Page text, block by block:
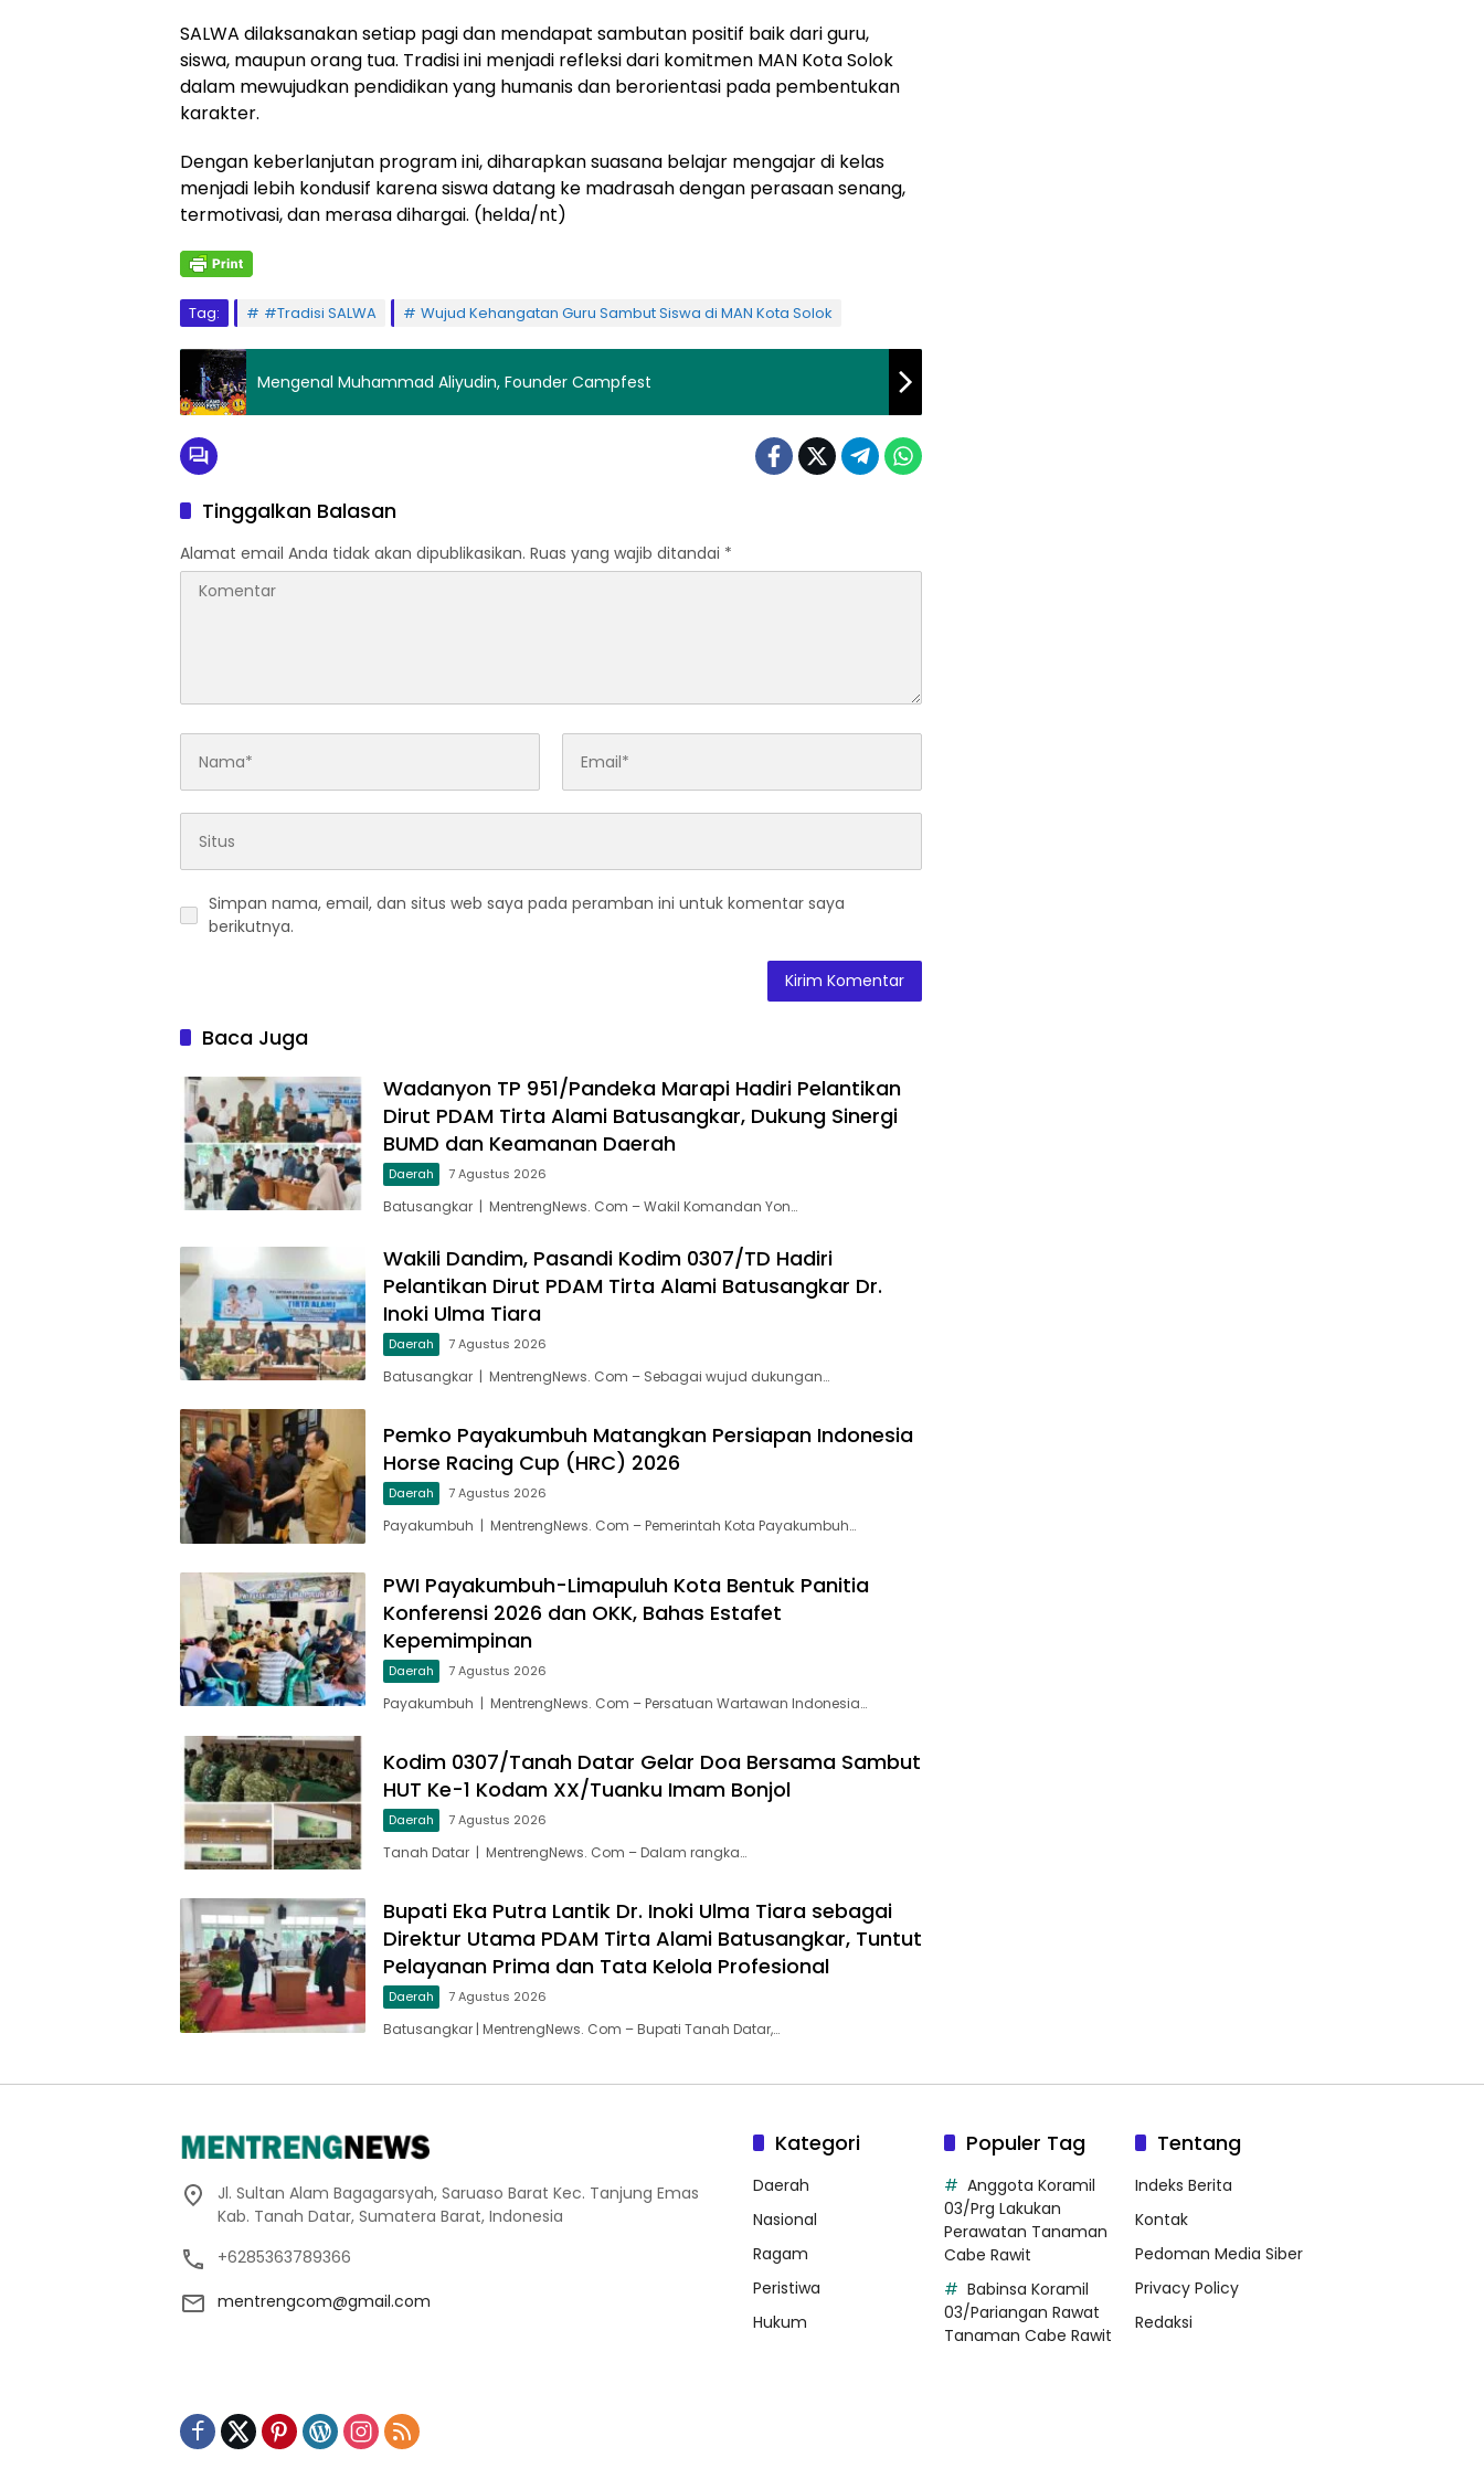
SALWA dilaksanakan setiap pagi dan mendapat sambutan positif baik dari guru,
siswa, maupun orang tua. Tradisi ini menjadi refleksi dari komitmen MAN Kota Solok
dalam mewujudkan pendidikan yang humanis dan berorientasi pada pembentukan
karakter.
Dengan keberlanjutan program ini, diharapkan suasana belajar mengajar di kelas
menjadi lebih kondusif karena siswa datang ke madrasah dengan perasaan senang,
termotivasi, dan merasa dihargai. (helda/nt)
Tag: #Tradisi SALWA Wujud Kehangatan Guru Sambut Siswa di MAN Kota Solok
Mengenal Muhammad Aliyudin, Founder Campfest
Tinggalkan Balasan
Alamat email Anda tidak akan dipublikasikan. Ruas yang wajib ditandai *
Simpan nama, email, dan situs web saya pada peramban ini untuk komentar saya
berikutnya.
Baca Juga
Wadanyon TP 951/Pandeka Marapi Hadiri Pelantikan
Dirut PDAM Tirta Alami Batusangkar, Dukung Sinergi
BUMD dan Keamanan Daerah
Daerah 7 Agustus 2026
Batusangkar | MentrengNews. Com – Wakil Komandan Yon…
Wakili Dandim, Pasandi Kodim 0307/TD Hadiri
Pelantikan Dirut PDAM Tirta Alami Batusangkar Dr.
Inoki Ulma Tiara
Daerah 7 Agustus 2026
Batusangkar | MentrengNews. Com – Sebagai wujud dukungan…
Pemko Payakumbuh Matangkan Persiapan Indonesia
Horse Racing Cup (HRC) 2026
Daerah 7 Agustus 2026
Payakumbuh | MentrengNews. Com – Pemerintah Kota Payakumbuh…
PWI Payakumbuh-Limapuluh Kota Bentuk Panitia
Konferensi 2026 dan OKK, Bahas Estafet
Kepemimpinan
Daerah 7 Agustus 2026
Payakumbuh | MentrengNews. Com – Persatuan Wartawan Indonesia…
Kodim 0307/Tanah Datar Gelar Doa Bersama Sambut
HUT Ke-1 Kodam XX/Tuanku Imam Bonjol
Daerah 7 Agustus 2026
Tanah Datar | MentrengNews. Com – Dalam rangka…
Bupati Eka Putra Lantik Dr. Inoki Ulma Tiara sebagai
Direktur Utama PDAM Tirta Alami Batusangkar, Tuntut
Pelayanan Prima dan Tata Kelola Profesional
Daerah 7 Agustus 2026
Batusangkar | MentrengNews. Com – Bupati Tanah Datar,…
Jl. Sultan Alam Bagagarsyah, Saruaso Barat Kec. Tanjung Emas
Kab. Tanah Datar, Sumatera Barat, Indonesia
+6285363789366
mentrengcom@gmail.com
Kategori
Daerah
Nasional
Ragam
Peristiwa
Hukum
Populer Tag
Anggota Koramil
03/Prg Lakukan
Perawatan Tanaman
Cabe Rawit
Babinsa Koramil
03/Pariangan Rawat
Tanaman Cabe Rawit
Tentang
Indeks Berita
Kontak
Pedoman Media Siber
Privacy Policy
Redaksi